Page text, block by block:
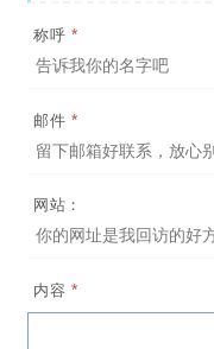
称呼 *
邮件 *
网站：
内容 *